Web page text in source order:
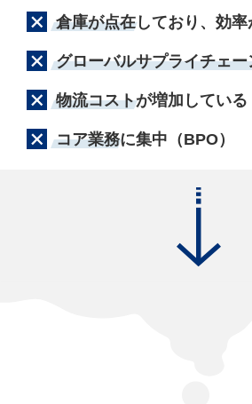
倉庫が点在しており、効率
グローバルサプライチェー
物流コストが増加している
コア業務に集中（BPO）